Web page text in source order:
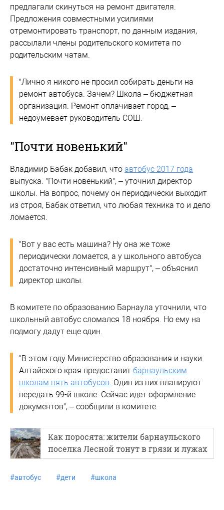
предлагали скинуться на ремонт двигателя.
Предложения совместными усилиями
отремонтировать транспорт, по данным издания,
рассылали члены родительского комитета по
родительским чатам.
"Лично я никого не просил собирать деньги на
ремонт автобуса. Зачем? Школа – бюджетная
организация. Ремонт оплачивает город, –
недоумевает руководитель СОШ.
"Почти новенький"
Владимир Бабак добавил, что автобус 2017 года
выпуска. "Почти новенький", – уточнил директор
школы. На вопрос, почему он периодически выходит
из строя, Бабак ответил, что любая техника то и дело
ломается.
"Вот у вас есть машина? Ну она же тоже
периодически ломается, а у школьного автобуса
достаточно интенсивный маршрут", – объяснил
директор школы.
В комитете по образованию Барнаула уточнили, что
школьный автобус сломался 18 ноября. Но ему на
подмогу дадут еще один.
"В этом году Министерство образования и науки
Алтайского края предоставит барнаульским
школам пять автобусов. Один из них планируют
передать 99-й школе. Сейчас идет оформление
документов", – сообщили в комитете.
Как поросята: жители барнаульского
поселка Лесной тонут в грязи и лужах
#автобус #дети #школа